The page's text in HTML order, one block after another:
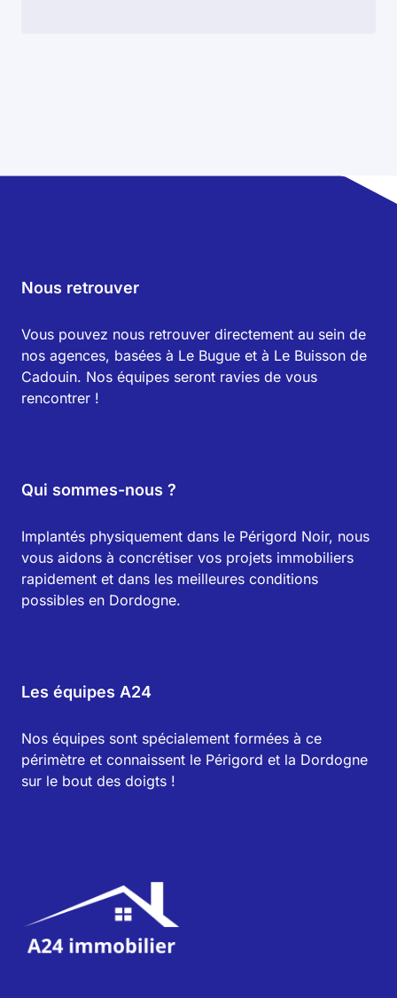
Nous retrouver
Vous pouvez nous retrouver directement au sein de
nos agences, basées à Le Bugue et à Le Buisson de
Cadouin. Nos équipes seront ravies de vous
rencontrer !
Qui sommes-nous ?
Implantés physiquement dans le Périgord Noir, nous
vous aidons à concrétiser vos projets immobiliers
rapidement et dans les meilleures conditions
possibles en Dordogne.
Les équipes A24
Nos équipes sont spécialement formées à ce
périmètre et connaissent le Périgord et la Dordogne
sur le bout des doigts !